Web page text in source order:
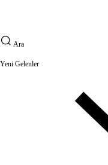
Ara
Yeni Gelenler